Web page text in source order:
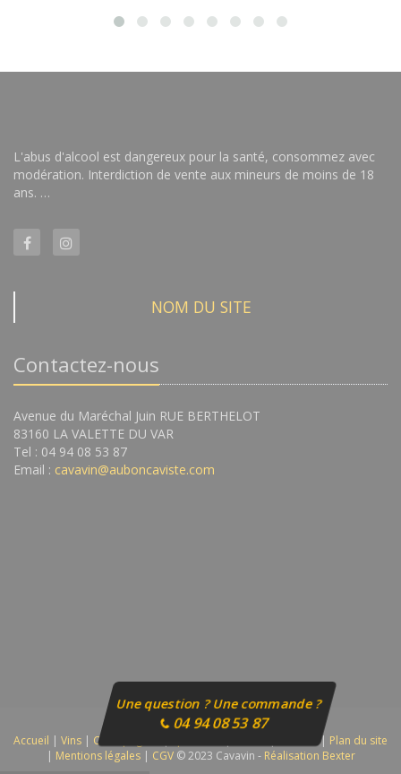
L'abus d'alcool est dangereux pour la santé, consommez avec
modération. Interdiction de vente aux mineurs de moins de 18
ans. …
NOM DU SITE
Contactez-nous
Avenue du Maréchal Juin RUE BERTHELOT
83160 LA VALETTE DU VAR
Tel : 04 94 08 53 87
Email : cavavin@auboncaviste.com
Accueil | Vins | Champagnes Contact| Plan du site
| Mentions légales | CGV © 2023 Cavavin - Réalisation Bexter
Une question ? Une commande ?
04 94 08 53 87